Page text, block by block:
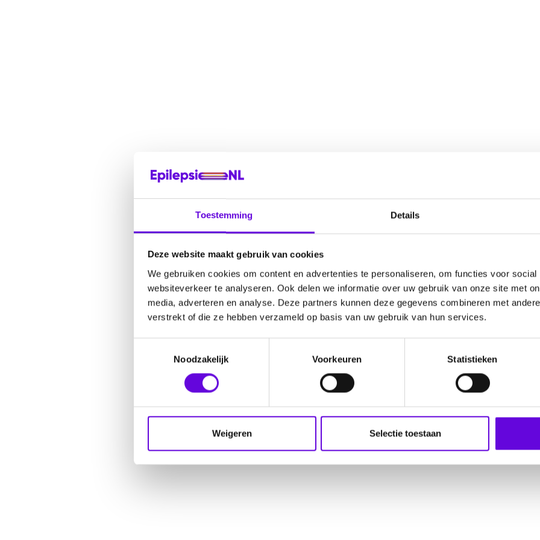
Toestemming Details
Deze website maakt gebruik van cookies
We gebruiken cookies om content en advertenties te personaliseren, om functies voor
websiteverkeer te analyseren. Ook delen we informatie over uw gebruik van onze site met
media, adverteren en analyse. Deze partners kunnen deze gegevens combineren met
verstrekt of die ze hebben verzameld op basis van uw gebruik van hun services.
Noodzakelijk
Voorkeuren Statistieken
Weigeren Selectie toestaan